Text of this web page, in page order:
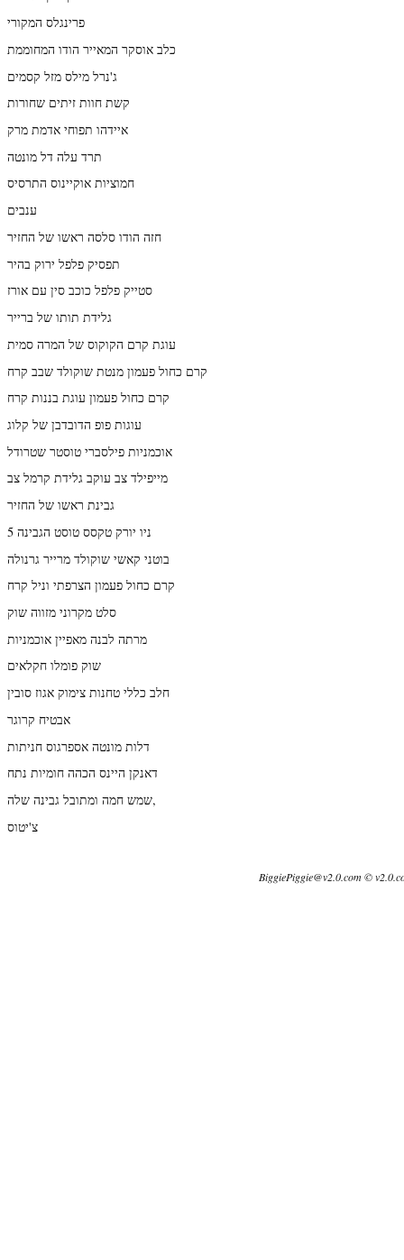
פרינגלס המקורי
כלב אוסקר המאייר הודו המחוממת
ג'נרל מילס מזל קסמים
קשת חוות זיתים שחורות
איידהו תפוחי אדמת מרק
תרד עלה דל מונטה
חמוציות אוקיינוס התרסיס
ענבים
חזה הודו סלסה ראשו של החזיר
תפסיק פלפל ירוק בהיר
סטייק פלפל כוכב סין עם אורז
גלידת תותו של ברייר
עוגת קרם הקוקוס של המרה סמית
קרם כחול פעמון מנטת שוקולד שבב קרח
קרם כחול פעמון עוגת בננות קרח
עוגות פופ הדובדבן של קלוג
אוכמניות פילסברי טוסטר שטרודל
מייפילד צב עוקב גלידת קרמל צב
גבינת ראשו של החזיר
ניו יורק טקסס טוסט הגבינה 5
בוטני קאשי שוקולד מרייר גרנולה
קרם כחול פעמון הצרפתי וניל קרח
סלט מקרוני מזווה שוק
מרתה לבנה מאפיין אוכמניות
שוק פומלו חקלאים
חלב כללי טחנות צימוק אגוז סובין
אבטיח קרוגר
דלות מונטה אספרגוס חניתות
דאנקן היינס הכהה חומיות נתח
שמש חמה ומתובל גבינה שלה,
צ'יטוס
BiggiePiggie@v2.0.com ©